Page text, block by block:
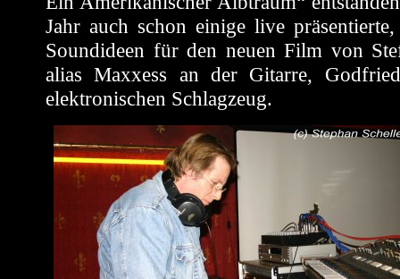
Jahr auch schon einige live
Soundideen für den neuen Film von
alias Maxxess an der Gitarre,
elektronischen Schlagzeug.